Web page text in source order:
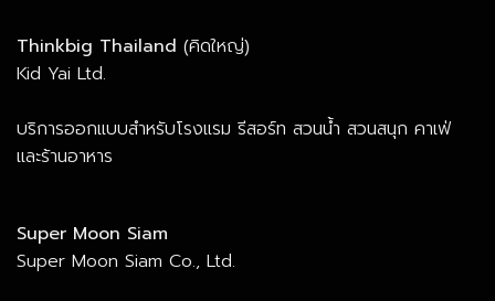
Thinkbig Thailand (คิดใหญ่)
Kid Yai Ltd.
บริการออกแบบสำหรับโรงแรม รีสอร์ท สวนน้ำ สวนสนุก คาเฟ่
และร้านอาหาร
Super Moon Siam
Super Moon Siam Co., Ltd.